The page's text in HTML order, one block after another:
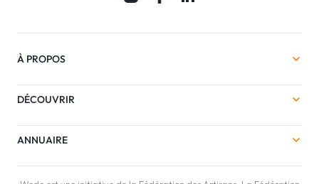
À PROPOS
DÉCOUVRIR
ANNUAIRE